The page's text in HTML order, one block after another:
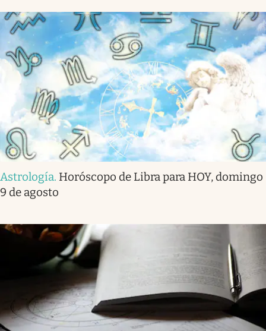
Astrología. Horóscopo de Libra para HOY, domingo
9 de agosto